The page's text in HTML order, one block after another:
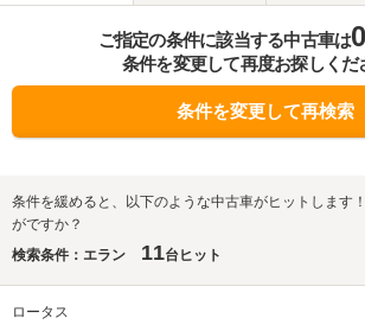
ご指定の条件に該当する中古車は0
条件を変更して再度お探しくだ
条件を変更して再検索
条件を緩めると、以下のような中古車がヒットします
がですか？
検索条件：エラン
11台ヒット
ロータス